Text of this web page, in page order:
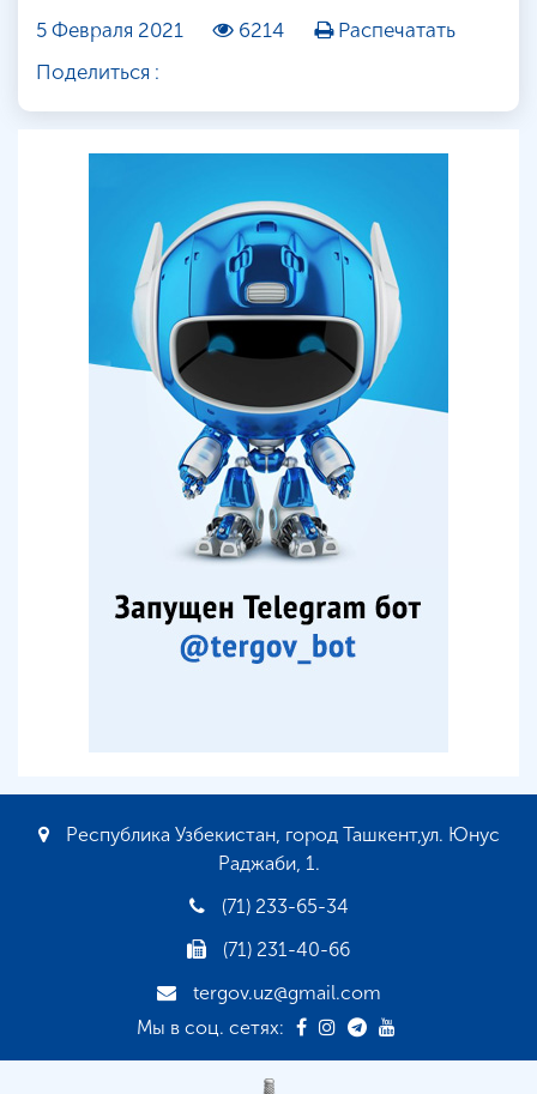
5 Февраля 2021
6214
Распечатать
Поделиться :
Республика Узбекистан, город Ташкент,ул. Юнус
Раджаби, 1.
(71) 233-65-34
(71) 231-40-66
tergov.uz@gmail.com
Мы в соц. сетях: